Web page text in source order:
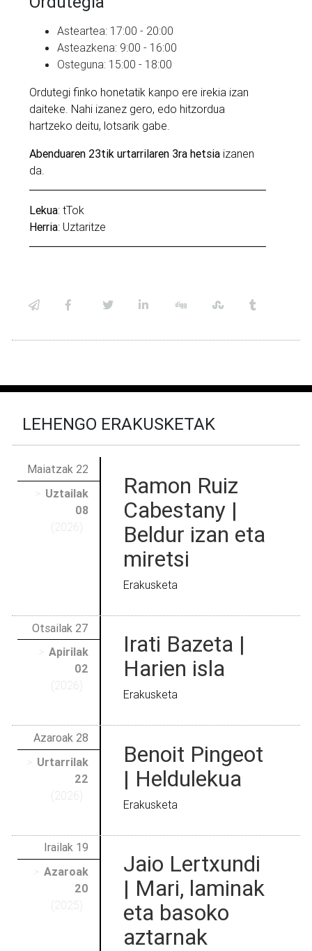
Asteartea: 17:00 - 20:00
Asteazkena: 9:00 - 16:00
Osteguna: 15:00 - 18:00
Ordutegi finko honetatik kanpo ere irekia izan
daiteke. Nahi izanez gero, edo hitzordua
hartzeko deitu, lotsarik gabe.
Abenduaren 23tik urtarrilaren 3ra hetsia izanen
da.
Lekua: tTok
Herria: Uztaritze
LEHENGO ERAKUSKETAK
Maiatzak 22
> Uztailak
08
(2026)
Ramon Ruiz
Cabestany |
Beldur izan eta
miretsi
Erakusketa
Otsailak 27
> Apirilak
02
(2026)
Irati Bazeta |
Harien isla
Erakusketa
Azaroak 28
> Urtarrilak
22
(2026)
Benoit Pingeot
| Heldulekua
Erakusketa
Irailak 19
> Azaroak
20
(2025)
Jaio Lertxundi
| Mari, laminak
eta basoko
aztarnak